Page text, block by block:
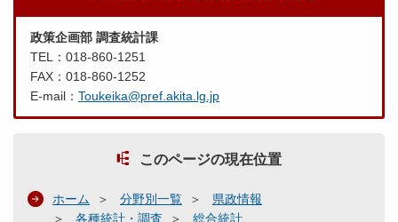
政策企画部 調査統計課
TEL：018-860-1251
FAX：018-860-1252
E-mail： Toukeika@pref.akita.lg.jp
このページの現在位置
ホーム 分野別一覧
県政情報
各種統計・調査
総合統計